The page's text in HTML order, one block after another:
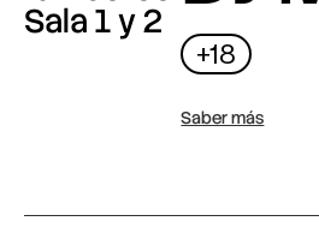
Sala 1 y 2
+18
Saber más